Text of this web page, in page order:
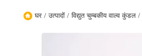
घर / उत्पादों / विद्युत चुम्बकीय वाल्व कुंडल /